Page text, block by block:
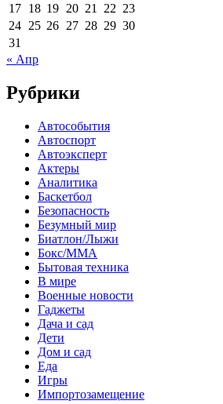
17 18 19 20 21 22 23
24 25 26 27 28 29 30
31
« Апр
Рубрики
Автособытия
Автоспорт
Автоэксперт
Актеры
Аналитика
Баскетбол
Безопасность
Безумный мир
Биатлон/Лыжи
Бокс/MMA
Бытовая техника
В мире
Военные новости
Гаджеты
Дача и сад
Дети
Дом и сад
Еда
Игры
Импортозамещение